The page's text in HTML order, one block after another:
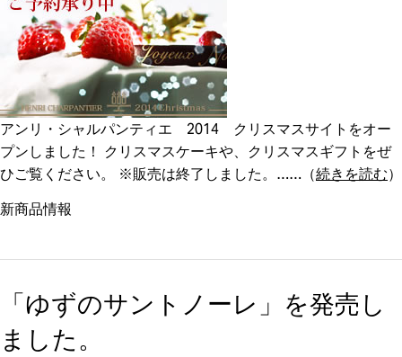
アンリ・シャルパンティエ 2014 クリスマスサイトをオー
プンしました！ クリスマスケーキや、クリスマスギフトをぜ
ひご覧ください。 ※販売は終了しました。
（続きを読む）
新商品情報
「ゆずのサントノーレ」を発売し
ました。